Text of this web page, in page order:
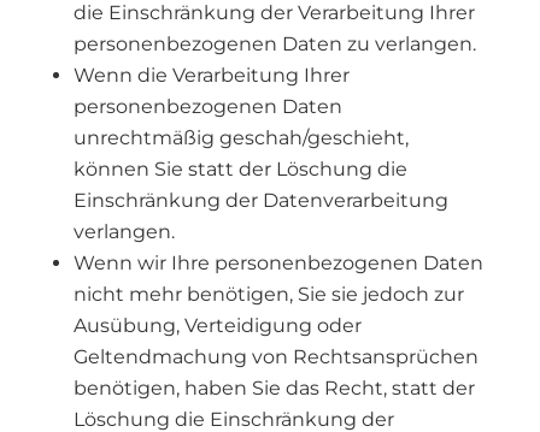
die Einschränkung der Verarbeitung Ihrer
personenbezogenen Daten zu verlangen.
Wenn die Verarbeitung Ihrer
personenbezogenen Daten
unrechtmäßig geschah/geschieht,
können Sie statt der Löschung die
Einschränkung der Datenverarbeitung
verlangen.
Wenn wir Ihre personenbezogenen Daten
nicht mehr benötigen, Sie sie jedoch zur
Ausübung, Verteidigung oder
Geltendmachung von Rechtsansprüchen
benötigen, haben Sie das Recht, statt der
Löschung die Einschränkung der